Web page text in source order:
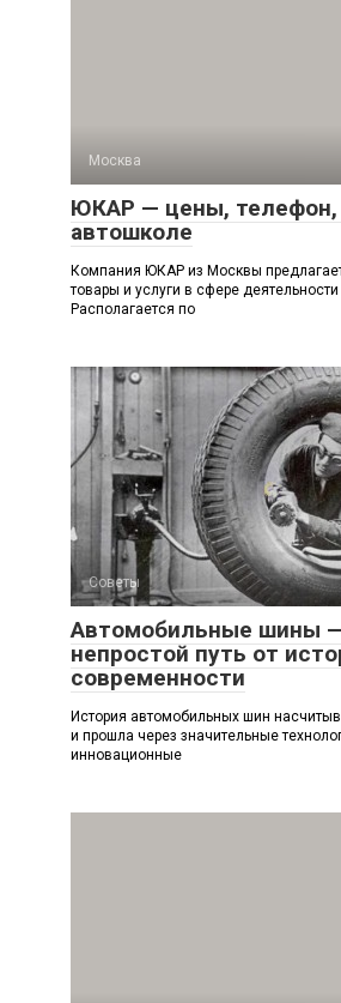
Москва
ЮКАР — цены,
автошколе
Компания ЮКАР из Москвы
товары и услуги в сфере
Располагается по
Советы
Автомобильные шины
непростой путь от
современности
История автомобильных шин
и прошла через значительные
инновационные